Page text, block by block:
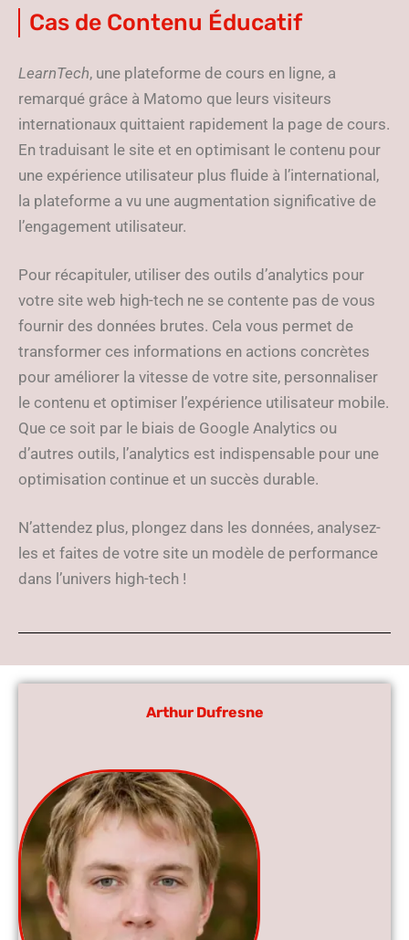
Cas de Contenu Éducatif
LearnTech, une plateforme de cours en ligne, a
remarqué grâce à Matomo que leurs visiteurs
internationaux quittaient rapidement la page de cours.
En traduisant le site et en optimisant le contenu pour
une expérience utilisateur plus fluide à l’international,
la plateforme a vu une augmentation significative de
l’engagement utilisateur.
Pour récapituler, utiliser des outils d’analytics pour
votre site web high-tech ne se contente pas de vous
fournir des données brutes. Cela vous permet de
transformer ces informations en actions concrètes
pour améliorer la vitesse de votre site, personnaliser
le contenu et optimiser l’expérience utilisateur mobile.
Que ce soit par le biais de Google Analytics ou
d’autres outils, l’analytics est indispensable pour une
optimisation continue et un succès durable.
N’attendez plus, plongez dans les données, analysez-
les et faites de votre site un modèle de performance
dans l’univers high-tech !
Arthur Dufresne